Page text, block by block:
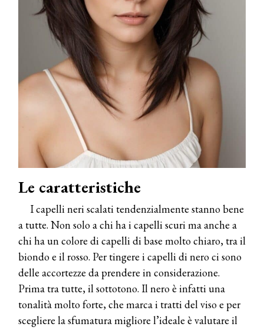
Le caratteristiche
I capelli neri scalati tendenzialmente stanno bene
a tutte. Non solo a chi ha i capelli scuri ma anche a
chi ha un colore di capelli di base molto chiaro, tra il
biondo e il rosso. Per tingere i capelli di nero ci sono
delle accortezze da prendere in considerazione.
Prima tra tutte, il sottotono. Il nero è infatti una
tonalità molto forte, che marca i tratti del viso e per
scegliere la sfumatura migliore l’ideale è valutare il